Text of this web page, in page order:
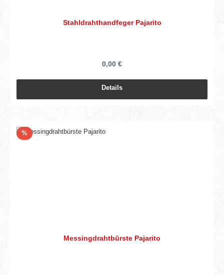
Stahldrahthandfeger Pajarito
0,00 €
Details
%Rabatt
Messingdrahtbürste Pajarito